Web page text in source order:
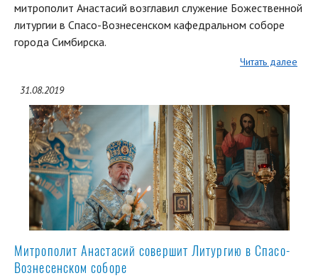
митрополит Анастасий возглавил служение Божественной
литургии в Спасо-Вознесенском кафедральном соборе
города Симбирска.
Читать далее
31.08.2019
Митрополит Анастасий совершит Литургию в Спасо-
Вознесенском соборе